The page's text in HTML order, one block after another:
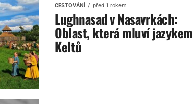
CESTOVÁNÍ před 1 rokem
Lughnasad v Nasavrkách:
Oblast, která mluví jazykem
Keltů